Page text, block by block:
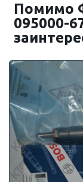
Помимо
095000-